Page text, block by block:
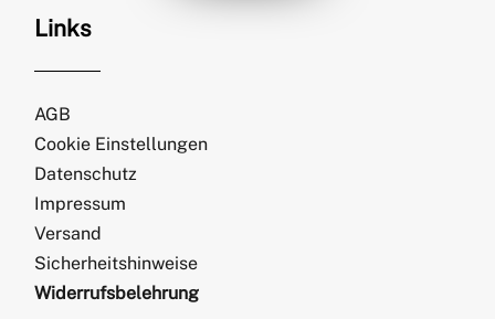
Links
AGB
Cookie Einstellungen
Datenschutz
Impressum
Versand
Sicherheitshinweise
Widerrufsbelehrung